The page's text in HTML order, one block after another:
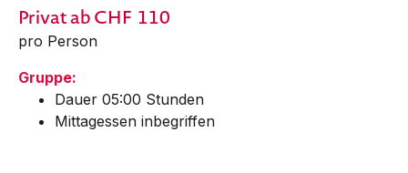
Privatab CHF 110
pro Person
Gruppe:
Dauer 05:00 Stunden
Mittagessen inbegriffen